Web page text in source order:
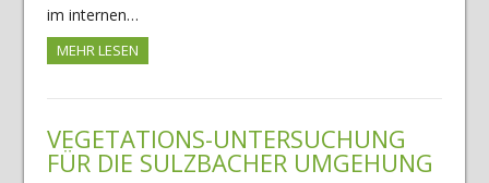
im internen…
MEHR LESEN
VEGETATIONS-UNTERSUCHUNG
FÜR DIE SULZBACHER UMGEHUNG